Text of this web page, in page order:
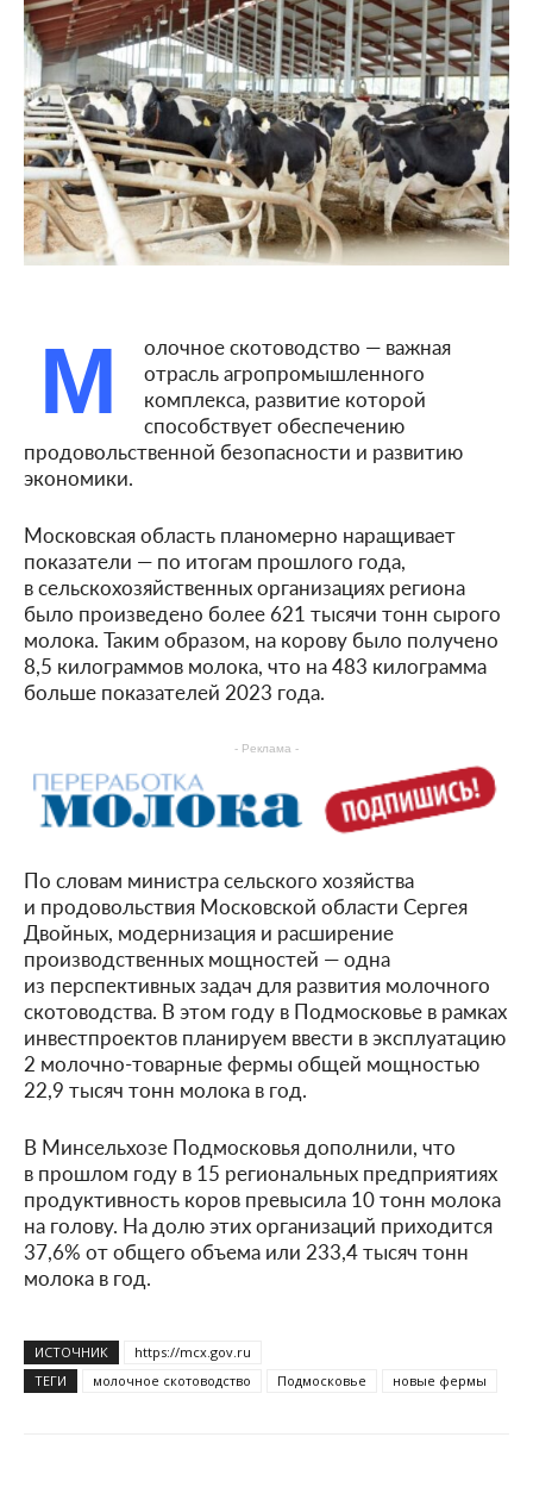
М
олочное скотоводство — важная
отрасль агропромышленного
комплекса, развитие которой
способствует обеспечению
продовольственной безопасности и развитию
экономики.
Московская область планомерно наращивает
показатели — по итогам прошлого года,
в сельскохозяйственных организациях региона
было произведено более 621 тысячи тонн сырого
молока. Таким образом, на корову было получено
8,5 килограммов молока, что на 483 килограмма
больше показателей 2023 года.
- Реклама -
По словам министра сельского хозяйства
и продовольствия Московской области Сергея
Двойных, модернизация и расширение
производственных мощностей — одна
из перспективных задач для развития молочного
скотоводства. В этом году в Подмосковье в рамках
инвестпроектов планируем ввести в эксплуатацию
2 молочно-товарные фермы общей мощностью
22,9 тысяч тонн молока в год.
В Минсельхозе Подмосковья дополнили, что
в прошлом году в 15 региональных предприятиях
продуктивность коров превысила 10 тонн молока
на голову. На долю этих организаций приходится
37,6% от общего объема или 233,4 тысяч тонн
молока в год.
ИСТОЧНИК
https://mcx.gov.ru
ТЕГИ
молочное скотоводство Подмосковье новые фермы